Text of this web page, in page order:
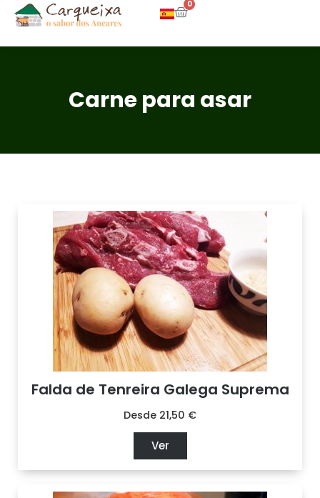
0
Carne para asar
Falda de Tenreira Galega Suprema
Desde 21,50 €
Ver